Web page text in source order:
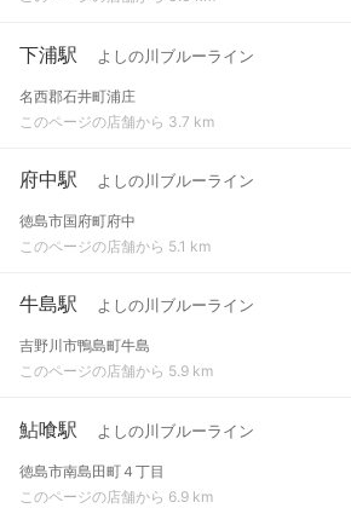
下浦駅 よしの川ブルーライン
名西郡石井町浦庄
このページの店舗から 3.7 km
府中駅 よしの川ブルーライン
徳島市国府町府中
このページの店舗から 5.1 km
牛島駅 よしの川ブルーライン
吉野川市鴨島町牛島
このページの店舗から 5.9 km
鮎喰駅 よしの川ブルーライン
徳島市南島田町４丁目
このページの店舗から 6.9 km